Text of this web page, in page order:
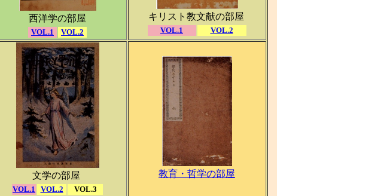
西洋学の部屋
VOL.1 VOL.2
キリスト教文献の部屋
VOL.1 VOL.2
文学の部屋
VOL.1 VOL.2 VOL.3
教育・哲学の部屋